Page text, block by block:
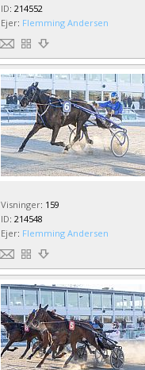
ID: 214552
Ejer: Flemming Andersen
Visninger: 159
ID: 214548
Ejer: Flemming Andersen